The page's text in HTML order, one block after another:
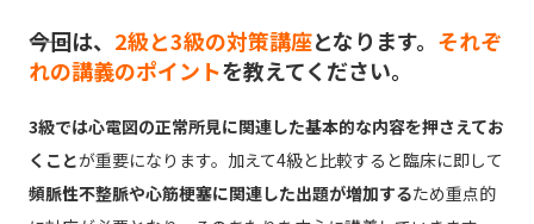
――今回は、 2級と3級の対策講座となります。 それぞ
れの講義のポイントを教えてください。
3級では心電図の正常所見に関連した基本的な内容を押さえてお
くことが重要になります。加えて4級と比較すると臨床に即して
頻脈性不整脈や心筋梗塞に関連した出題が増加するため重点的